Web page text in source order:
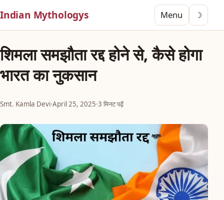
Indian Mythologys Menu ☽
शिमला समझौता रद्द होने से, कैसे होगा
भारत का नुकसान
Smt. Kamla Devi·April 25, 2025·3 मिनट पढ़ें